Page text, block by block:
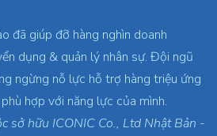
đã giúp đỡ hàng nghìn doanh
dụng & quản lý nhân sự. Đội ngũ
ngừng nỗ lực hỗ trợ hàng triệu ứng
hợp với năng lực của mình.
sở hữu ICONIC Co., Ltd Nhật Bản -